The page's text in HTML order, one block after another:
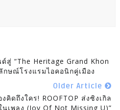
สู่ “The Heritage Grand Khon
ษณ์โรงแรมไอคอนิกคู่เมือง
Older Article
คิดถึงใคร! ROOFTOP ส่งซิงเกิล
นเพลง (Joy Of Not Missing U)”